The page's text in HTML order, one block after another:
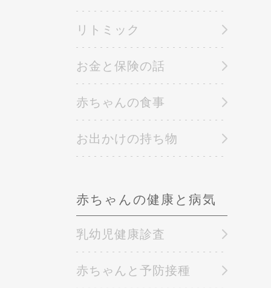
リトミック
お金と保険の話
赤ちゃんの食事
お出かけの持ち物
赤ちゃんの健康と病気
乳幼児健康診査
赤ちゃんと予防接種